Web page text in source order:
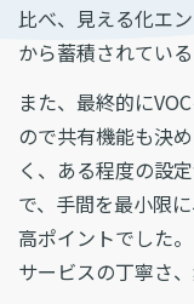
比べ、見える化エ
から蓄積されてい
また、最終的に
ので共有機能も決
く、ある程度の設
で、手間を最小限
高ポイントでした
サービスの丁寧さ